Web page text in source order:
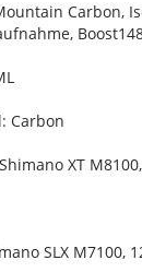
Carbon,
Carbon
XT
SLX M7100,